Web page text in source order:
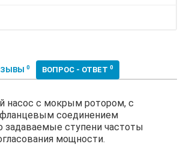
0 ВОПРОС - ОТВЕТ 0
насос с мокрым ротором, с
соединением
задаваемые ступени частоты
мощности.